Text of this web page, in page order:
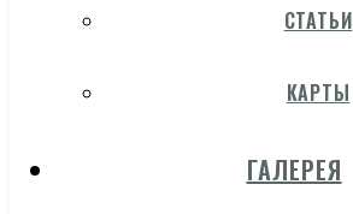
СТАТЬИ
КАРТЫ
ГАЛЕРЕЯ